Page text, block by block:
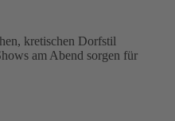
kretischen Dorfstil
am Abend sorgen für